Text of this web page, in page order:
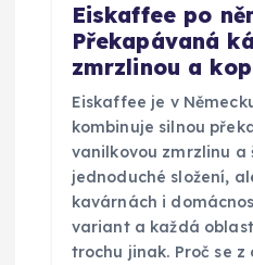
Eiskaffee po
Překapávaná
zmrzlinou a
Eiskaffee je v
kombinuje silnou
vanilkovou zmrzlinu a
jednoduché složení,
kavárnách i
variant a každá
trochu jinak. Proč se